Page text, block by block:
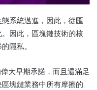
系統邁進，因此，從匯
因此，區塊鏈技術的核
隱私。
大早期承諾，而且還滿足
塊鏈業務中所有摩擦的